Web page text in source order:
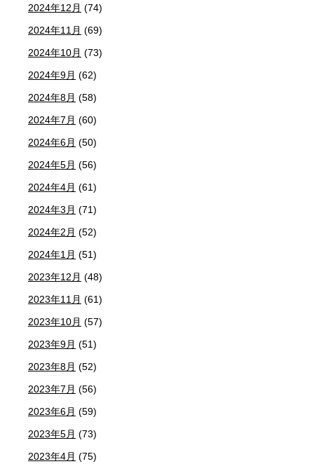
2024年12月 (74)
2024年11月 (69)
2024年10月 (73)
2024年9月 (62)
2024年8月 (58)
2024年7月 (60)
2024年6月 (50)
2024年5月 (56)
2024年4月 (61)
2024年3月 (71)
2024年2月 (52)
2024年1月 (51)
2023年12月 (48)
2023年11月 (61)
2023年10月 (57)
2023年9月 (51)
2023年8月 (52)
2023年7月 (56)
2023年6月 (59)
2023年5月 (73)
2023年4月 (75)